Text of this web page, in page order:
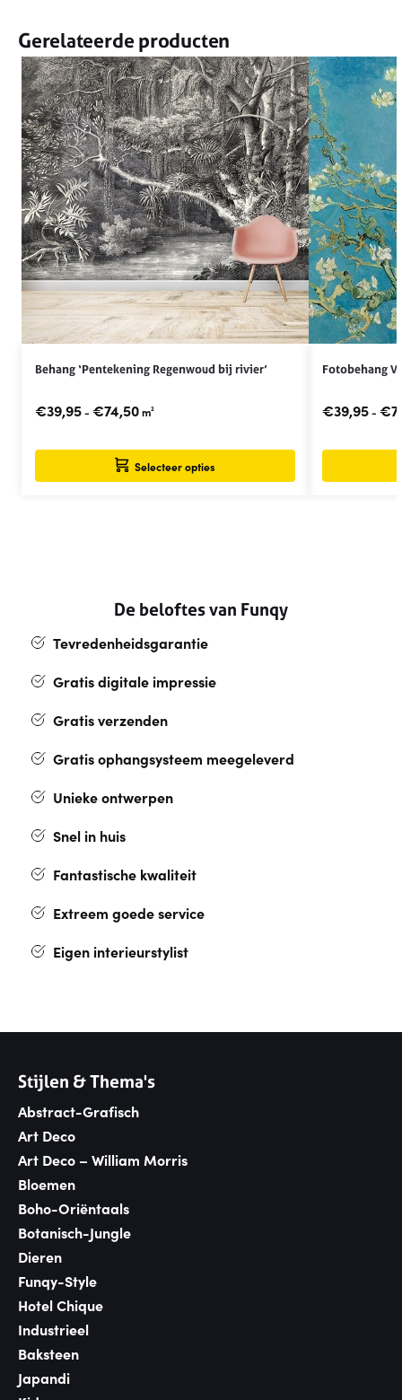
Gerelateerde producten
Behang ‘Pentekening Regenwoud bij rivier’
€39,95 - €74,50m²
Selecteer opties
Fotobehang
€39,95 - €
De beloftes van Funqy
Tevredenheidsgarantie
Gratis digitale impressie
Gratis verzenden
Gratis ophangsysteem meegeleverd
Unieke ontwerpen
Snel in huis
Fantastische kwaliteit
Extreem goede service
Eigen interieurstylist
Stijlen & Thema's
Abstract-Grafisch
Art Deco
Art Deco – William Morris
Bloemen
Boho-Oriëntaals
Botanisch-Jungle
Dieren
Funqy-Style
Hotel Chique
Industrieel
Baksteen
Japandi